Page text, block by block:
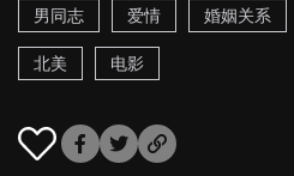
男同志
爱情 婚姻关系
北美 电影